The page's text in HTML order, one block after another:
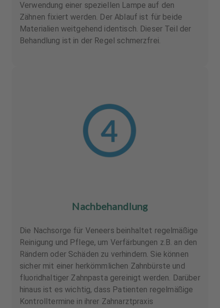
Verwendung einer speziellen Lampe auf den
Zähnen fixiert werden. Der Ablauf ist für beide
Materialien weitgehend identisch. Dieser Teil der
Behandlung ist in der Regel schmerzfrei.
Nachbehandlung
Die Nachsorge für Veneers beinhaltet regelmäßige
Reinigung und Pflege, um Verfärbungen z.B. an den
Rändern oder Schäden zu verhindern. Sie können
sicher mit einer herkömmlichen Zahnbürste und
fluoridhaltiger Zahnpasta gereinigt werden. Darüber
hinaus ist es wichtig, dass Patienten regelmäßige
Kontrolltermine in ihrer Zahnarztpraxis